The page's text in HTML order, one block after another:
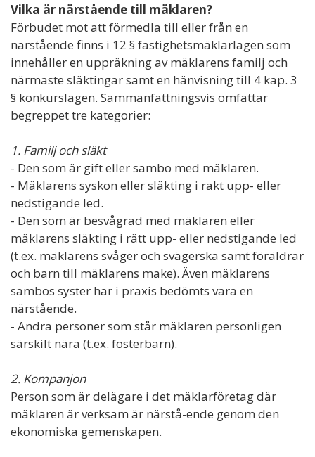
Vilka är närstående till mäklaren?
Förbudet mot att förmedla till eller från en
närstående finns i 12 § fastighetsmäklarlagen som
innehåller en uppräkning av mäklarens familj och
närmaste släktingar samt en hänvisning till 4 kap. 3
§ konkurslagen. Sammanfattningsvis omfattar
begreppet tre kategorier:
1. Familj och släkt
- Den som är gift eller sambo med mäklaren.
- Mäklarens syskon eller släkting i rakt upp- eller
nedstigande led.
- Den som är besvågrad med mäklaren eller
mäklarens släkting i rätt upp- eller nedstigande led
(t.ex. mäklarens svåger och svägerska samt föräldrar
och barn till mäklarens make). Även mäklarens
sambos syster har i praxis bedömts vara en
närstående.
- Andra personer som står mäklaren personligen
särskilt nära (t.ex. fosterbarn).
2. Kompanjon
Person som är delägare i det mäklarföretag där
mäklaren är verksam är närstå-ende genom den
ekonomiska gemenskapen.